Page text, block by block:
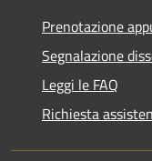
Prenotazione
Segnalazione
Leggi le FAQ
Richiesta